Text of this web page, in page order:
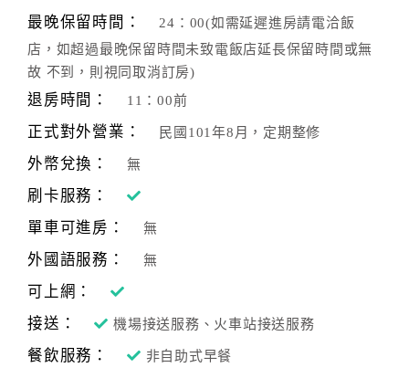
最晚保留時間：
24：00(如需延遲進房請電洽飯
店，如超過最晚保留時間未致電飯店延長保留時間或無
故 不到，則視同取消訂房)
退房時間： 11：00前
正式對外營業： 民國101年8月，定期整修
外幣兌換： 無
刷卡服務：
單車可進房：
無
外國語服務： 無
可上網：
接送：
機場接送服務、火車站接送服務
餐飲服務： 非自助式早餐